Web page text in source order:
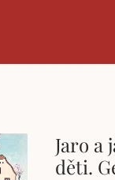
Jaro a
děti.